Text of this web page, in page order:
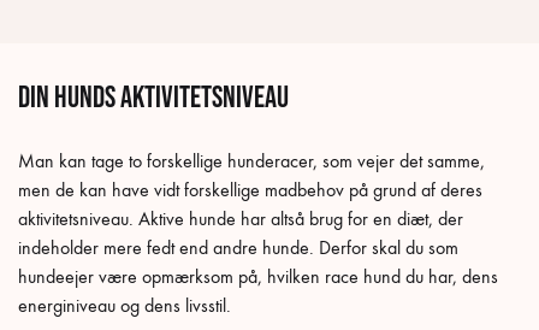
Din hunds aktivitetsniveau
Man kan tage to forskellige hunderacer, som vejer det samme,
men de kan have vidt forskellige madbehov på grund af deres
aktivitetsniveau. Aktive hunde har altså brug for en diæt, der
indeholder mere fedt end andre hunde. Derfor skal du som
hundeejer være opmærksom på, hvilken race hund du har, dens
energiniveau og dens livsstil.